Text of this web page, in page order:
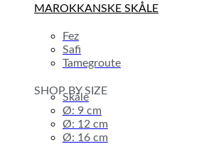
MAROKKANSKE SKÅLE
Fez
Safi
Tamegroute
SHOP BY SIZE
Skåle
Ø: 9 cm
Ø: 12 cm
Ø: 16 cm